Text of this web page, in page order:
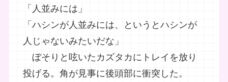
「人並みには」
「ハシンが人並みには、というとハシンが
人じゃないみたいだな」
ぼそりと呟いたカズタカにトレイを放り
投げる。角が見事に後頭部に衝突した。